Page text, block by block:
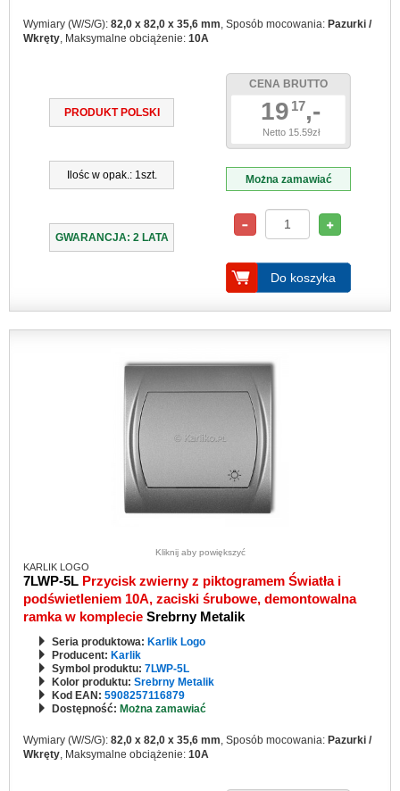
Wymiary (W/S/G): 82,0 x 82,0 x 35,6 mm, Sposób mocowania: Pazurki /
Wkręty, Maksymalne obciążenie: 10A
PRODUKT POLSKI
Ilośc w opak.: 1szt.
GWARANCJA: 2 LATA
CENA BRUTTO
19 17,-
Netto 15.59zł
Można zamawiać
Do koszyka
Kliknij aby powiększyć
KARLIK LOGO
7LWP-5L Przycisk zwierny z piktogramem Światła i
podświetleniem 10A, zaciski śrubowe, demontowalna
ramka w komplecie Srebrny Metalik
Seria produktowa: Karlik Logo
Producent: Karlik
Symbol produktu: 7LWP-5L
Kolor produktu: Srebrny Metalik
Kod EAN: 5908257116879
Dostępność: Można zamawiać
Wymiary (W/S/G): 82,0 x 82,0 x 35,6 mm, Sposób mocowania: Pazurki /
Wkręty, Maksymalne obciążenie: 10A